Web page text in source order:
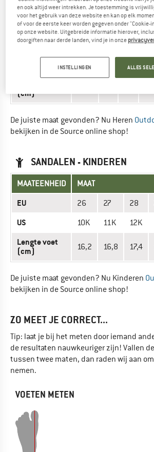
SANDALEN - HEREN
MAATEENHEID MAAT
EU 36 37 38 39
5,5 7 7,5
(cm)
De juiste maat gevonden? Nu Heren
bekijken in de Source online shop!
SANDALEN - KINDEREN
MAATEENHEID MAAT
EU 26 27 28
US 10K 11K 12K
Lengte voet
(cm)
16,2 16,8 17,4
De juiste maat gevonden? Nu Kinderen
bekijken in de Source online shop!
ZO MEET JE CORRECT...
Tip: laat je bij het meten door iemand
de resultaten nauwkeuriger zijn! Vallen
tussen twee maten, dan raden wij aan
nemen.
VOETEN METEN
en ook altijd weer intrekken. Je toestemming is
voor het gebruik van deze website en kan op elk
of voor de eerste keer worden gegeven onder
op onze website. Uitgebreide informatie hierover,
doorgiften naar derde landen, vind je in onze
INSTELLINGEN ALLES